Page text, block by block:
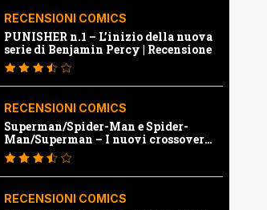
RECENSIONI COMICS
PUNISHER n.1 – L’inizio della nuova
serie di Benjamin Percy | Recensione
RECENSIONI COMICS
Superman/Spider-Man e Spider-
Man/Superman – I nuovi crossover
Marvel e Dc | Recensione
RECENSIONI COMICS